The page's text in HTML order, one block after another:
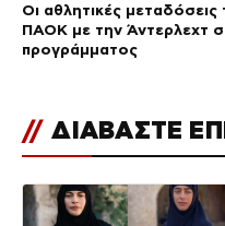
Οι αθλητικές
ΠΑΟΚ με την Άντερλεχτ
προγράμματος
// ΔΙΑΒΑΣΤΕ